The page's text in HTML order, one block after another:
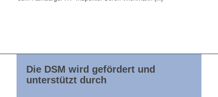
Die DSM wird gefördert und
unterstützt durch